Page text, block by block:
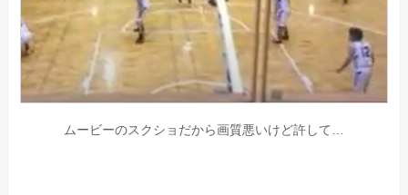
ムービーのスクショだから画質悪いけど許して…